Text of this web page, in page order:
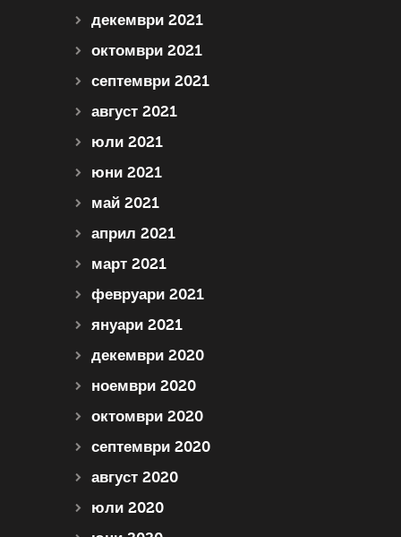
декември 2021
октомври 2021
септември 2021
август 2021
юли 2021
юни 2021
май 2021
април 2021
март 2021
февруари 2021
януари 2021
декември 2020
ноември 2020
октомври 2020
септември 2020
август 2020
юли 2020